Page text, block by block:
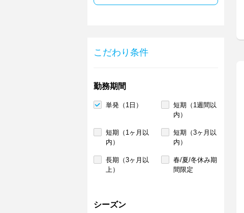
こだわり条件
勤務期間
単発（1日）
短期（1週間以
内）
短期（1ヶ月以
内）
短期（3ヶ月以
内）
長期（3ヶ月以
上）
春/夏/冬休み期
間限定
シーズン